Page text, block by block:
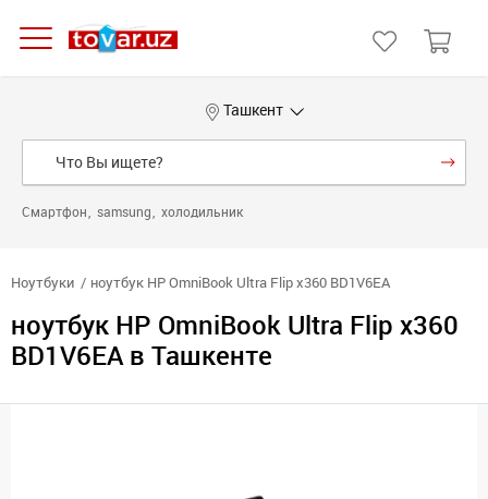
Ташкент
Смартфон samsung холодильник
Ноутбуки ноутбук HP OmniBook Ultra Flip x360 BD1V6EA
ноутбук HP OmniBook Ultra Flip x360
BD1V6EA в Ташкенте